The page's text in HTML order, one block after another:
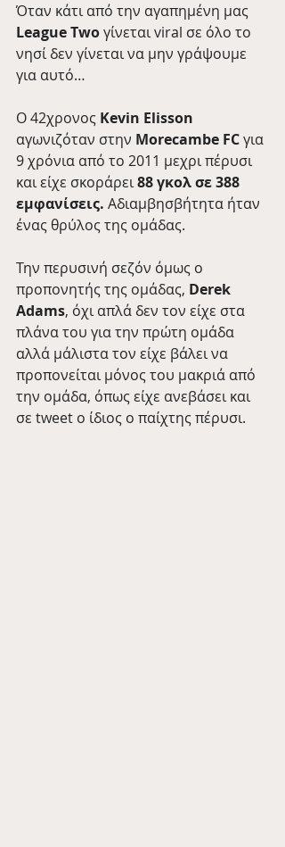
Όταν κάτι από την αγαπημένη μας
League Two γίνεται viral σε όλο το
νησί δεν γίνεται να μην γράψουμε
για αυτό…
Ο 42χρονος Kevin Elisson
αγωνιζόταν στην Morecambe FC για
9 χρόνια από το 2011 μεχρι πέρυσι
και είχε σκοράρει 88 γκολ σε 388
εμφανίσεις. Αδιαμβησβήτητα ήταν
ένας θρύλος της ομάδας.
Την περυσινή σεζόν όμως ο
προπονητής της ομάδας, Derek
Adams, όχι απλά δεν τον είχε στα
πλάνα του για την πρώτη ομάδα
αλλά μάλιστα τον είχε βάλει να
προπονείται μόνος του μακριά από
την ομάδα, όπως είχε ανεβάσει και
σε tweet ο ίδιος ο παίχτης πέρυσι.